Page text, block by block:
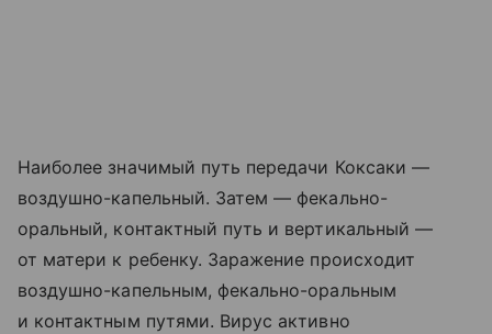
Наиболее значимый путь передачи Коксаки —
воздушно-капельный. Затем — фекально-
оральный, контактный путь и вертикальный —
от матери к ребенку. Заражение происходит
воздушно-капельным, фекально-оральным
и контактным путями. Вирус активно